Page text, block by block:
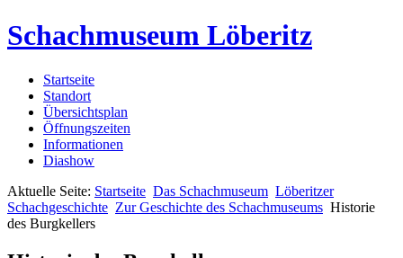
Schachmuseum Löberitz
Startseite
Standort
Übersichtsplan
Öffnungszeiten
Informationen
Diashow
Aktuelle Seite: Startseite Das Schachmuseum Löberitzer
Schachgeschichte Zur Geschichte des Schachmuseums Historie
des Burgkellers